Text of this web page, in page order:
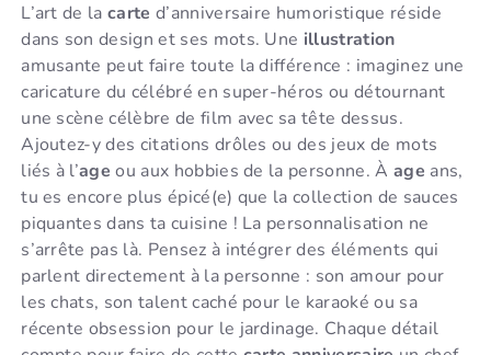
L’art de lacarte d’anniversaire humoristique réside
dans son design et ses mots. Une illustration
amusante peut faire toute la différence : imaginez une
caricature du célébré en super-héros ou détournant
une scène célèbre de film avec sa tête dessus.
Ajoutez-y des citations drôles ou des jeux de mots
liés à l’age ou aux hobbies de la personne. À age ans,
tu es encore plus épicé(e) que la collection de sauces
piquantes dans ta cuisine ! La personnalisation ne
s’arrête pas là. Pensez à intégrer des éléments qui
parlent directement à la personne : son amour pour
les chats, son talent caché pour le karaoké ou sa
récente obsession pour le jardinage. Chaque détail